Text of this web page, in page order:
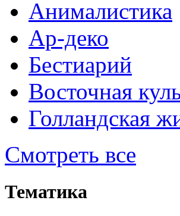
Анималистика
Ар-деко
Бестиарий
Восточная
Голландская
Смотреть все
Тематика